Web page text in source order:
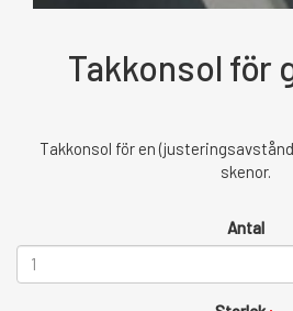
Takkonsol för
Takkonsol för en
skenor.
Antal